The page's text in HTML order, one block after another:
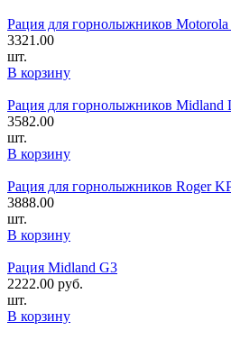
Рация для горнолыжников
3321.00
шт.
В корзину
Рация для горнолыжников Midland
3582.00
шт.
В корзину
Рация для горнолыжников Roger
3888.00
шт.
В корзину
Рация Midland G3
2222.00 руб.
шт.
В корзину